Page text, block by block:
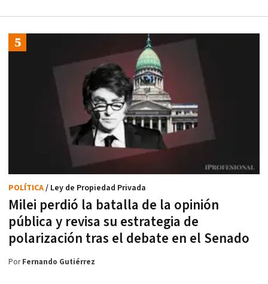
Milei perdió la batalla de la opinión
pública y revisa su estrategia de
polarización tras el debate en el Senado
POLÍTICA/ Ley de Propiedad Privada
PorFernando Gutiérrez